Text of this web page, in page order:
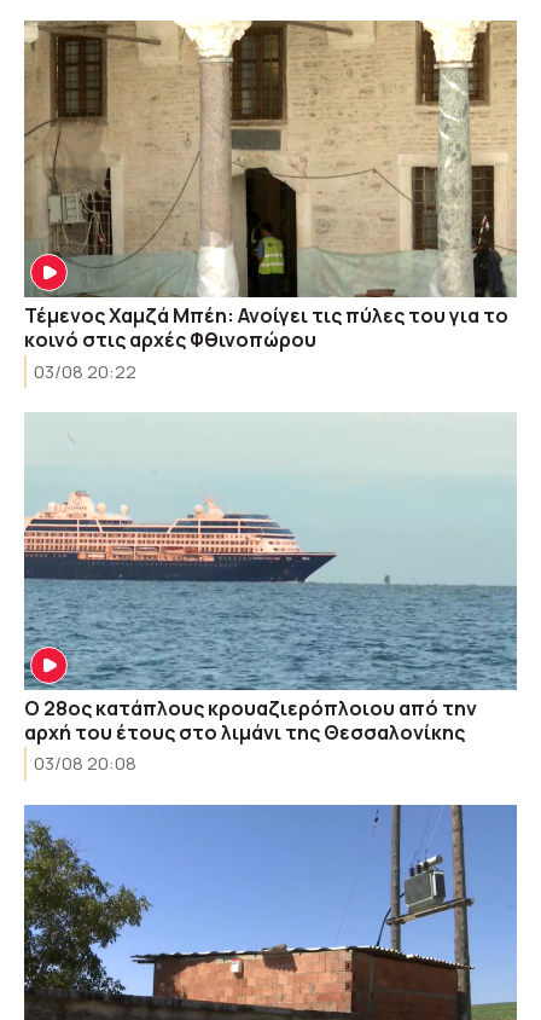
Τέμενος Χαμζά Μπέη: Ανοίγει τις πύλες του για το
κοινό στις αρχές Φθινοπώρου
03/08 20:22
Ο 28ος κατάπλους κρουαζιερόπλοιου από την
αρχή του έτους στο λιμάνι της Θεσσαλονίκης
03/08 20:08